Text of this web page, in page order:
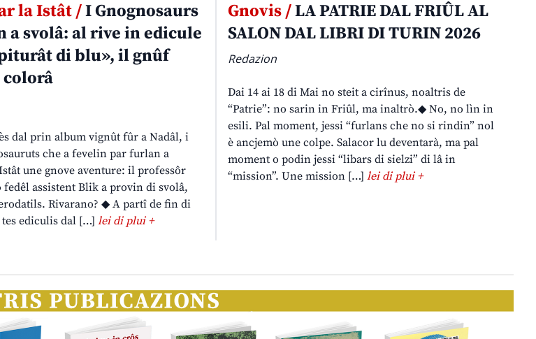
la Istât /I Gnognosaurs
a svolâ: al rive in edicule
di blu», il gnûf
dal prin album vignût fûr a Nadâl, i
che a fevelin par furlan a
une gnove aventure: il professôr
fedêl assistent Blik a provin di svolâ,
Rivarano? ◆ A partî de fin di
tes ediculis dal […] lei di plui +
Gnovis /LA PATRIE DAL FRIÛL AL
SALON DAL LIBRI DI TURIN 2026
Redazion
Dai 14 ai 18 di Mai no steit a cirînus, noaltris de
“Patrie”: no sarin in Friûl, ma inaltrò.◆ No, no lìn in
esili. Pal moment, jessi “furlans che no si rindin” nol
è ancjemò une colpe. Salacor lu deventarà, ma pal
moment o podin jessi “libars di sielzi” di lâ in
“mission”. Une mission […]lei di plui +